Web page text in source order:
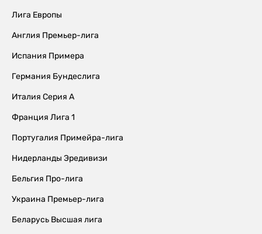
Лига Европы
Англия Премьер-лига
Испания Примера
Германия Бундеслига
Италия Серия А
Франция Лига 1
Португалия Примейра-лига
Нидерланды Эредивизи
Бельгия Про-лига
Украина Премьер-лига
Беларусь Высшая лига